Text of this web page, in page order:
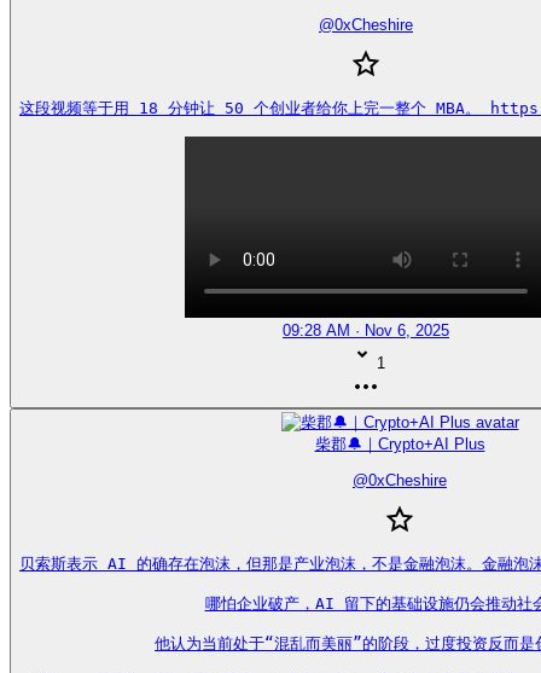
@0xCheshire
这段视频等于用 18 分钟让 50 个创业者给你上完一整个 MBA。
09:28 AM · Nov 6, 2025
1
柴郡🔔｜Crypto+AI Plus
@0xCheshire
贝索斯表示 AI 的确存在泡沫，但那是产业泡沫，不是金融泡沫。金融泡
哪怕企业破产，AI 留下的基础设施仍会推动社
他认为当前处于“混乱而美丽”的阶段，过度投资反而是